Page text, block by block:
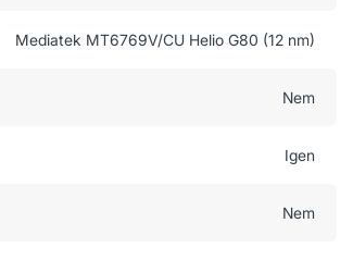
Mediatek MT6769V/CU Helio G80 (12 nm)
Nem
Igen
Nem